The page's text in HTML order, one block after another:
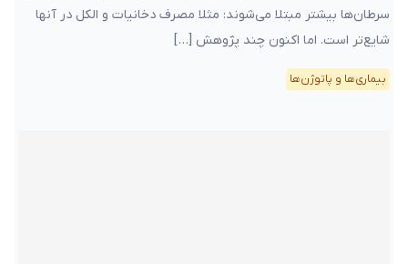
سرطان‌ها بیشتر مبتلا می‌شوند: مثلا مصرف دخانیات و الکل در آنها
شایع‌تر است. اما اکنون چند پژوهش […]
بیماری‌ها و پاتوژن‌ها